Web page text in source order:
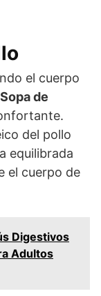
el cuerpo
Sopa de
del pollo
equilibrada
el cuerpo de
Digestivos
Adultos